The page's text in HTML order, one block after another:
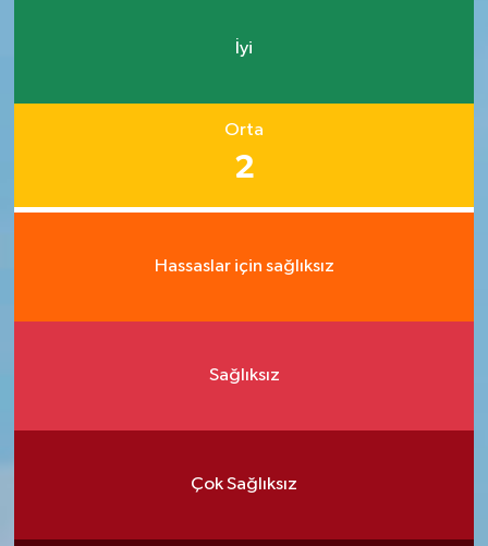
İyi
Orta
2
Hassaslar için sağlıksız
Sağlıksız
Çok Sağlıksız